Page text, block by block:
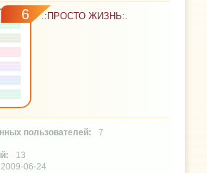
6 .:ПРОСТО ЖИЗНЬ:.
7
13
2009-06-24